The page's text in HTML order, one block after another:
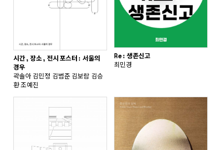
시간, 장소, 전시 포스터: 서울의
경우
곽솔아 김민정 김범준 김보람 김승
환 조예진
Re: 생존신고
최민경